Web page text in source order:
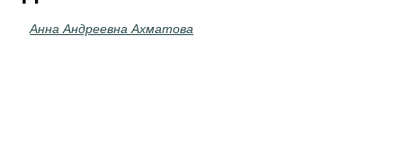
Анна Андреевна Ахматова